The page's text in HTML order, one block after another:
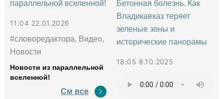
11:04 22.01.2026
#словоредактора, Видео,
Новости
Новости из параллельной
вселенной!
См все
18:05 8.10.2025